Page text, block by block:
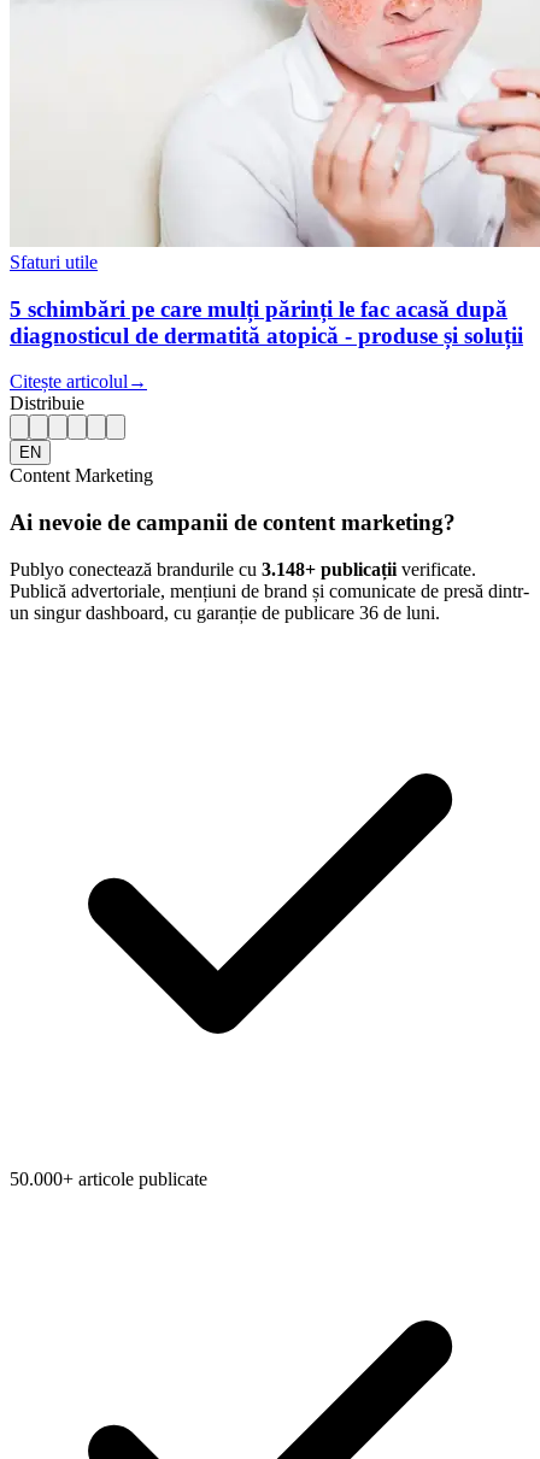
Sfaturi utile
5 schimbări pe care mulți părinți le fac acasă după
diagnosticul de dermatită atopică - produse și soluții
Citește articolul→
Distribuie
EN
Content Marketing
Ai nevoie de campanii de content marketing?
Publyo conectează brandurile cu 3.148+ publicații verificate.
Publică advertoriale, mențiuni de brand și comunicate de presă dintr-
un singur dashboard, cu garanție de publicare 36 de luni.
50.000+ articole publicate